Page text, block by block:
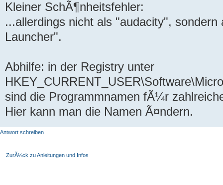
Kleiner SchÃ¶nheitsfehler:
...allerdings nicht als "audacity", sondern
Launcher".
Abhilfe: in der Registry unter
sind die Programmnamen fÃ¼r
Hier kann man die Namen Ã¤ndern.
Antwort schreiben
ZurÃ¼ck zu Anleitungen und Infos